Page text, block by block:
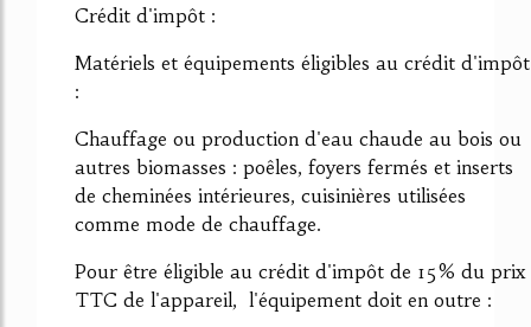
Crédit d'impôt :
Matériels et équipements éligibles au crédit d'impôt
:
Chauffage ou production d'eau chaude au bois ou
autres biomasses : poêles, foyers fermés et inserts
de cheminées intérieures, cuisinières utilisées
comme mode de chauffage.
Pour être éligible au crédit d'impôt de 15% du prix
TTC de l'appareil, l'équipement doit en outre :